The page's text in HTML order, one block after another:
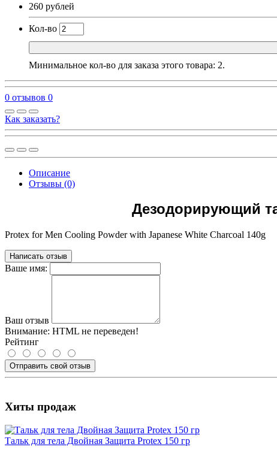
260 рублей
Кол-во
Минимальное кол-во для заказа этого товара: 2.
0 отзывов 0
Как заказать?
Описание
Отзывы (0)
Дезодорирующий
Protex for Men Cooling Powder with Japanese White Charcoal 140g
Написать отзыв
Ваше имя:
Ваш отзыв
Внимание: HTML не переведен!
Рейтинг
Отправить свой отзыв
Хиты продаж
Тальк для тела Двойная Защита Protex 150 гр